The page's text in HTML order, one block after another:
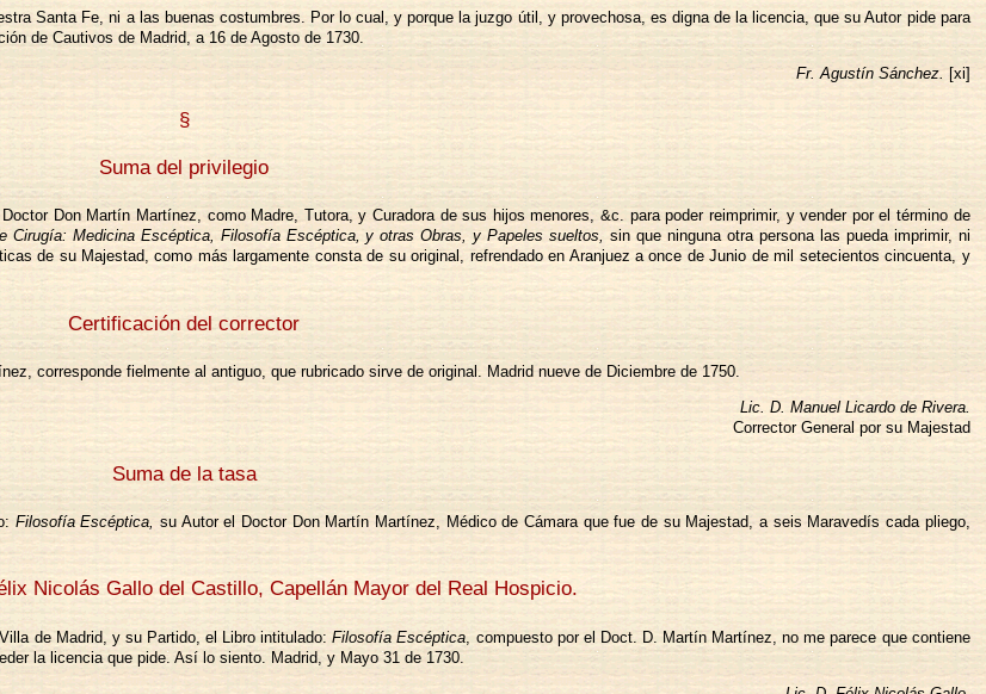
Santa Fe, ni a las buenas costumbres. Por lo cual, y porque la juzgo útil, y provechosa, es digna de la licencia, que su Autor pide para
de Cautivos de Madrid, a 16 de Agosto de 1730.
Fr. Agustín Sánchez. [xi]
§
Suma del privilegio
Don Martín Martínez, como Madre, Tutora, y Curadora de sus hijos menores, &c. para poder reimprimir, y vender por el término de
Cirugía: Medicina Escéptica, Filosofía Escéptica, y otras Obras, y Papeles sueltos,sin que ninguna otra persona las pueda imprimir, ni
de su Majestad, como más largamente consta de su original, refrendado en Aranjuez a once de Junio de mil setecientos cincuenta, y
Certificación del corrector
corresponde fielmente al antiguo, que rubricado sirve de original. Madrid nueve de Diciembre de 1750.
Lic. D. Manuel Licardo de Rivera.
Corrector General por su Majestad
Suma de la tasa
Filosofía Escéptica,su Autor el Doctor Don Martín Martínez, Médico de Cámara que fue de su Majestad, a seis Maravedís cada pliego,
Nicolás Gallo del Castillo, Capellán Mayor del Real Hospicio.
de Madrid, y su Partido, el Libro intitulado:Filosofía Escéptica , compuesto por el Doct. D. Martín Martínez, no me parece que contiene
la licencia que pide. Así lo siento. Madrid, y Mayo 31 de 1730.